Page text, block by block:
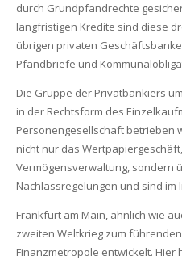
durch Grundpfandrechte
langfristigen Kredite sind diese
übrigen privaten
Pfandbriefe und
Die Gruppe der Privatbankiers
in der Rechtsform des
Personengesellschaft betrieben
nicht nur das
Vermögensverwaltung, sondern
Nachlassregelungen und sind im
Frankfurt am Main, ähnlich wie
zweiten Weltkrieg zum
Finanzmetropole entwickelt. Hier